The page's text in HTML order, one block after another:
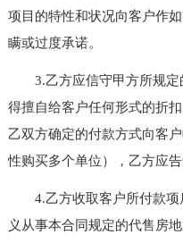
项目的特性和状况向客户作
瞒或过度承诺。
3.乙方应信守甲方所规定
得擅自给客户任何形式的折
乙双方确定的付款方式向客
性购买多个单位），乙方应
4.乙方收取客户所付款项
义从事本合同规定的代售房